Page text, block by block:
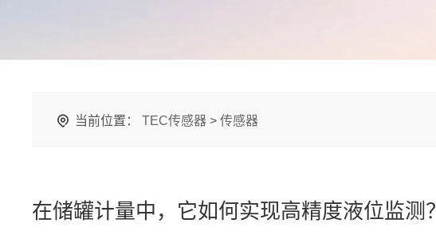
当前位置： TEC传感器 > 传感器
在储罐计量中，它如何实现高精度液位监测？